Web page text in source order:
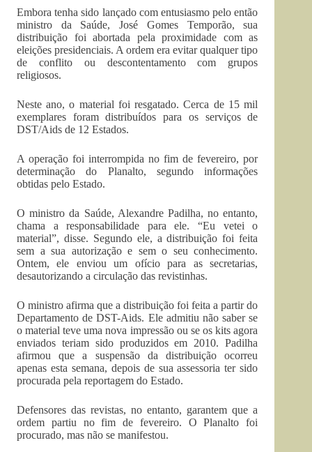
Embora tenha sido lançado com entusiasmo pelo então
ministro da Saúde, José Gomes Temporão, sua
distribuição foi abortada pela proximidade com as
eleições presidenciais. A ordem era evitar qualquer tipo
de conflito ou descontentamento com grupos
religiosos.
Neste ano, o material foi resgatado. Cerca de 15 mil
exemplares foram distribuídos para os serviços de
DST/Aids de 12 Estados.
A operação foi interrompida no fim de fevereiro, por
determinação do Planalto, segundo informações
obtidas pelo Estado.
O ministro da Saúde, Alexandre Padilha, no entanto,
chama a responsabilidade para ele. “Eu vetei o
material”, disse. Segundo ele, a distribuição foi feita
sem a sua autorização e sem o seu conhecimento.
Ontem, ele enviou um ofício para as secretarias,
desautorizando a circulação das revistinhas.
O ministro afirma que a distribuição foi feita a partir do
Departamento de DST-Aids. Ele admitiu não saber se
o material teve uma nova impressão ou se os kits agora
enviados teriam sido produzidos em 2010. Padilha
afirmou que a suspensão da distribuição ocorreu
apenas esta semana, depois de sua assessoria ter sido
procurada pela reportagem do Estado.
Defensores das revistas, no entanto, garantem que a
ordem partiu no fim de fevereiro. O Planalto foi
procurado, mas não se manifestou.